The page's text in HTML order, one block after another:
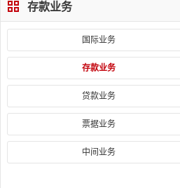
存款业务
国际业务
存款业务
贷款业务
票据业务
中间业务